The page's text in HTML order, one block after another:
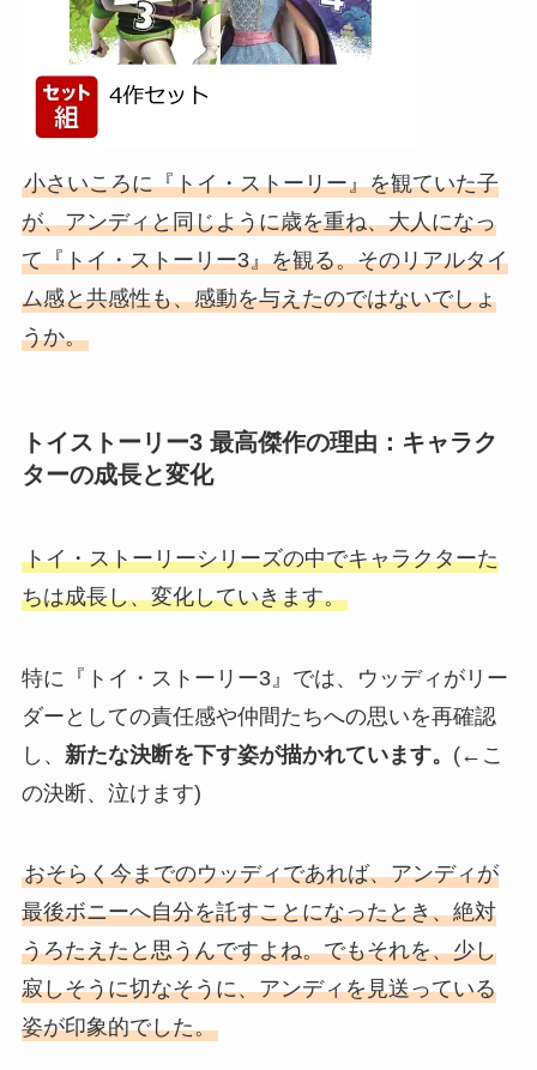
小さいころに『トイ・ストーリー』を観ていた子
が、アンディと同じように歳を重ね、大人になっ
て『トイ・ストーリー3』を観る。そのリアルタイ
ム感と共感性も、感動を与えたのではないでしょ
うか。
トイストーリー3 最高傑作の理由：キャラク
ターの成長と変化
トイ・ストーリーシリーズの中でキャラクターた
ちは成長し、変化していきます。
特に『トイ・ストーリー3』では、ウッディがリー
ダーとしての責任感や仲間たちへの思いを再確認
し、 新たな決断を下す姿が描かれています。 (←こ
の決断、泣けます)
おそらく今までのウッディであれば、アンディが
最後ボニーへ自分を託すことになったとき、絶対
うろたえたと思うんですよね。でもそれを、少し
寂しそうに切なそうに、アンディを見送っている
姿が印象的でした。